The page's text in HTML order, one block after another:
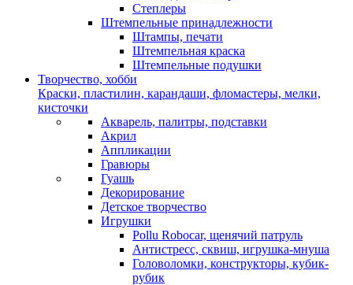
Степлеры
Штемпельные принадлежности
Штампы, печати
Штемпельная краска
Штемпельные подушки
Творчество, хобби
Краски, пластилин, карандаши, фломастеры, мелки,
кисточки
Акварель, палитры, подставки
Акрил
Аппликации
Гравюры
Гуашь
Декорирование
Детское творчество
Игрушки
Pollu Robocar, щенячий патруль
Антистресс, сквиш, игрушка-мнуша
Головоломки, конструкторы, кубик-
рубик